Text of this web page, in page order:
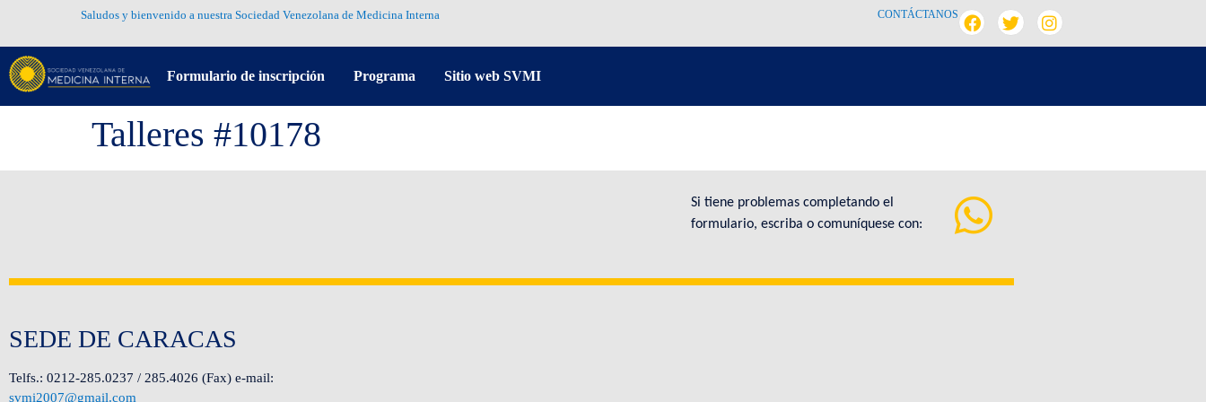
Saludos y bienvenido a nuestra Sociedad Venezolana de Medicina Interna CONTÁCTANOS
Formulario de inscripción Programa Sitio web SVMI
Talleres #10178
Si tiene problemas completando el
formulario, escriba o comuníquese con:
SEDE DE CARACAS
Telfs.: 0212-285.0237 / 285.4026 (Fax) e-mail:
svmi2007@gmail.com